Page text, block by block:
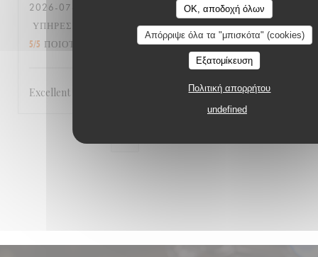
OK, αποδοχή όλων
Απόρριψε όλα τα "μπισκότα" (cookies)
Εξατομίκευση
Πολιτική απορρήτου
undefined
2026-07-10
- 12:00 - ΚΑΛΕΣΜΈΝΟΙ 4
ΥΠΗΡΕΣΊΑ
ΑΤΜΌΣΦΑΙΡΑ: 4/5 ΜΕΝΟΎ:
5/5 ΠΟΙΌΤΗΤΑ / ΤΙΜΉ : 4/5
Excellent !